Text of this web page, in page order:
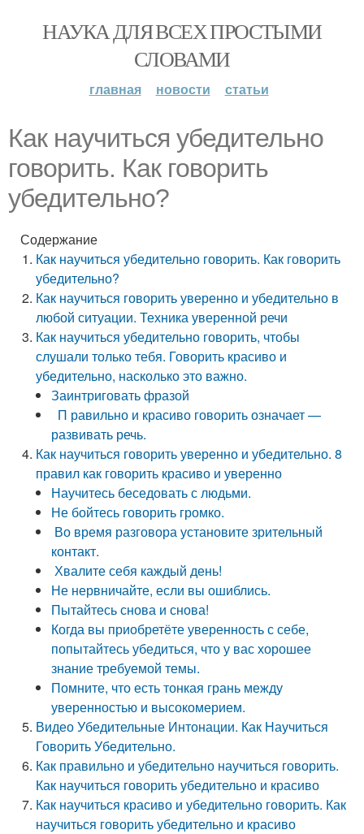
НАУКА ДЛЯ ВСЕХ ПРОСТЫМИ
СЛОВАМИ
главная новости статьи
Как научиться убедительно
говорить. Как говорить
убедительно?
Содержание
Как научиться убедительно говорить. Как говорить
убедительно?
Как научиться говорить уверенно и убедительно в
любой ситуации. Техника уверенной речи
Как научиться убедительно говорить, чтобы
слушали только тебя. Говорить красиво и
убедительно, насколько это важно.
Заинтриговать фразой
П равильно и красиво говорить означает —
развивать речь.
Как научиться говорить уверенно и убедительно. 8
правил как говорить красиво и уверенно
Научитесь беседовать с людьми.
Не бойтесь говорить громко.
Во время разговора установите зрительный
контакт.
Хвалите себя каждый день!
Не нервничайте, если вы ошиблись.
Пытайтесь снова и снова!
Когда вы приобретёте уверенность с себе,
попытайтесь убедиться, что у вас хорошее
знание требуемой темы.
Помните, что есть тонкая грань между
уверенностью и высокомерием.
Видео Убедительные Интонации. Как Научиться
Говорить Убедительно.
Как правильно и убедительно научиться говорить.
Как научиться говорить убедительно и красиво
Как научиться красиво и убедительно говорить. Как
научиться говорить убедительно и красиво